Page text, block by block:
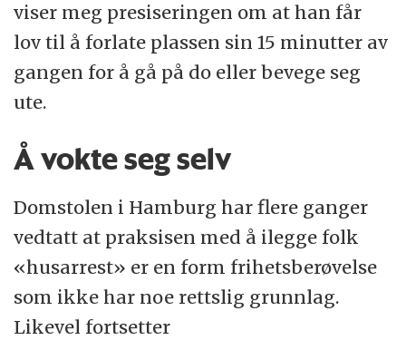
viser meg presiseringen om at han får
lov til å forlate plassen sin 15 minutter av
gangen for å gå på do eller bevege seg
ute.
Å vokte seg selv
Domstolen i Hamburg har flere ganger
vedtatt at praksisen med å ilegge folk
«husarrest» er en form frihetsberøvelse
som ikke har noe rettslig grunnlag.
Likevel fortsetter